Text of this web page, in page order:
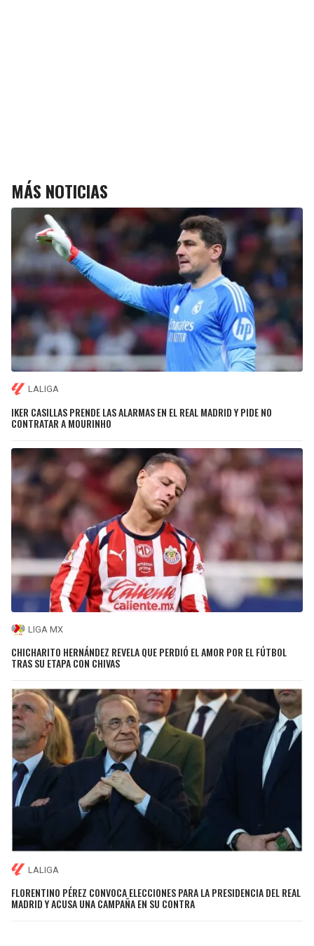
MÁS NOTICIAS
LALIGA
IKER CASILLAS PRENDE LAS ALARMAS EN EL REAL MADRID Y PIDE NO
CONTRATAR A MOURINHO
LIGA MX
CHICHARITO HERNÁNDEZ REVELA QUE PERDIÓ EL AMOR POR EL FÚTBOL
TRAS SU ETAPA CON CHIVAS
LALIGA
FLORENTINO PÉREZ CONVOCA ELECCIONES PARA LA PRESIDENCIA DEL REAL
MADRID Y ACUSA UNA CAMPAÑA EN SU CONTRA